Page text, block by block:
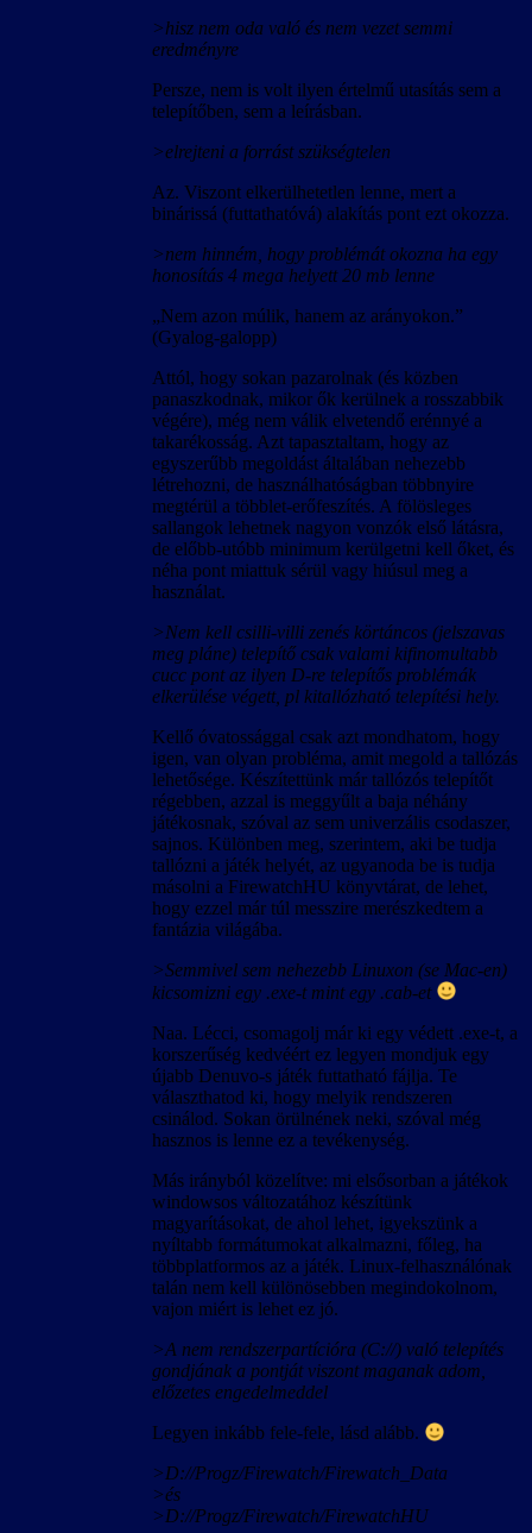
>hisz nem oda való és nem vezet semmi
eredményre
Persze, nem is volt ilyen értelmű utasítás sem a
telepítőben, sem a leírásban.
>elrejteni a forrást szükségtelen
Az. Viszont elkerülhetetlen lenne, mert a
binárissá (futtathatóvá) alakítás pont ezt okozza.
>nem hinném, hogy problémát okozna ha egy
honosítás 4 mega helyett 20 mb lenne
„Nem azon múlik, hanem az arányokon.”
(Gyalog-galopp)
Attól, hogy sokan pazarolnak (és közben
panaszkodnak, mikor ők kerülnek a rosszabbik
végére), még nem válik elvetendő erénnyé a
takarékosság. Azt tapasztaltam, hogy az
egyszerűbb megoldást általában nehezebb
létrehozni, de használhatóságban többnyire
megtérül a többlet-erőfeszítés. A fölösleges
sallangok lehetnek nagyon vonzók első látásra,
de előbb-utóbb minimum kerülgetni kell őket, és
néha pont miattuk sérül vagy hiúsul meg a
használat.
>Nem kell csilli-villi zenés körtáncos (jelszavas
meg pláne) telepítő csak valami kifinomultabb
cucc pont az ilyen D-re telepítős problémák
elkerülése végett, pl kitallózható telepítési hely.
Kellő óvatossággal csak azt mondhatom, hogy
igen, van olyan probléma, amit megold a tallózás
lehetősége. Készítettünk már tallózós telepítőt
régebben, azzal is meggyűlt a baja néhány
játékosnak, szóval az sem univerzális csodaszer,
sajnos. Különben meg, szerintem, aki be tudja
tallózni a játék helyét, az ugyanoda be is tudja
másolni a FirewatchHU könyvtárat, de lehet,
hogy ezzel már túl messzire merészkedtem a
fantázia világába.
>Semmivel sem nehezebb Linuxon (se Mac-en)
kicsomizni egy .exe-t mint egy .cab-et
Naa. Lécci, csomagolj már ki egy védett .exe-t, a
korszerűség kedvéért ez legyen mondjuk egy
újabb Denuvo-s játék futtatható fájlja. Te
választhatod ki, hogy melyik rendszeren
csinálod. Sokan örülnének neki, szóval még
hasznos is lenne ez a tevékenység.
Más irányból közelítve: mi elsősorban a játékok
windowsos változatához készítünk
magyarításokat, de ahol lehet, igyekszünk a
nyíltabb formátumokat alkalmazni, főleg, ha
többplatformos az a játék. Linux-felhasználónak
talán nem kell különösebben megindokolnom,
vajon miért is lehet ez jó.
>A nem rendszerpartícióra (C://) való telepítés
gondjának a pontját viszont maganak adom,
előzetes engedelmeddel
Legyen inkább fele-fele, lásd alább.
>D://Progz/Firewatch/Firewatch_Data
>és
>D://Progz/Firewatch/FirewatchHU